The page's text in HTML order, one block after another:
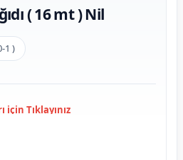
( 16 mt ) Nil
1 )